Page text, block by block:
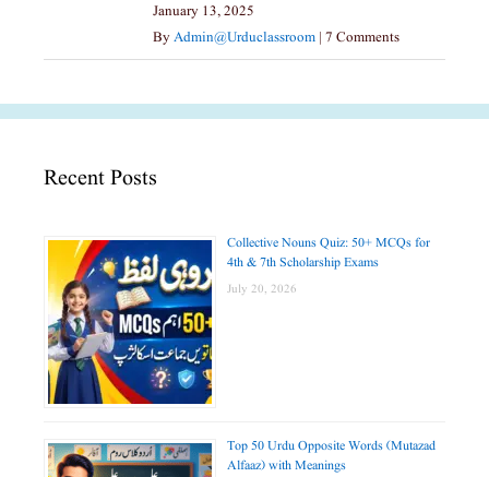
January 13, 2025
ByAdmin@urduclassroom | 7 Comments
Recent Posts
Collective Nouns Quiz: 50+ MCQs for
4th & 7th Scholarship Exams
July 20, 2026
Top 50 Urdu Opposite Words (Mutazad
Alfaaz) with Meanings